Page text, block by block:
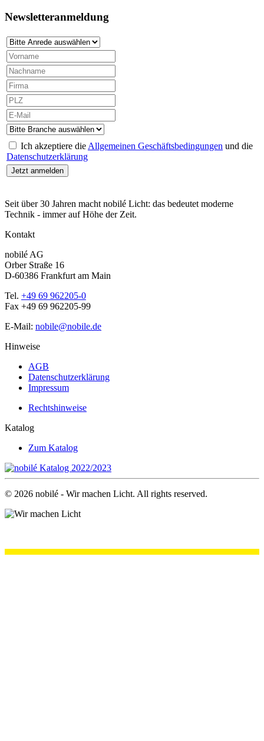
Newsletteranmeldung
Ich akzeptiere die Allgemeinen Geschäftsbedingungen und die
Datenschutzerklärung
Seit über 30 Jahren macht nobilé Licht: das bedeutet moderne
Technik - immer auf Höhe der Zeit.
Kontakt
nobilé AG
Orber Straße 16
D-60386 Frankfurt am Main
Tel. +49 69 962205-0
Fax +49 69 962205-99
E-Mail: nobile@nobile.de
Hinweise
AGB
Datenschutzerklärung
Impressum
Rechtshinweise
Katalog
Zum Katalog
© 2026 nobilé - Wir machen Licht. All rights reserved.